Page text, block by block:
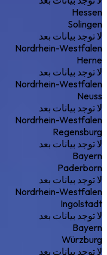
Hessen
Solingen
لا توجد بيانات بعد
Nordrhein-Westfalen
Herne
لا توجد بيانات بعد
Nordrhein-Westfalen
Neuss
لا توجد بيانات بعد
Nordrhein-Westfalen
Regensburg
لا توجد بيانات بعد
Bayern
Paderborn
لا توجد بيانات بعد
Nordrhein-Westfalen
Ingolstadt
لا توجد بيانات بعد
Bayern
Würzburg
لا توجد بيانات بعد